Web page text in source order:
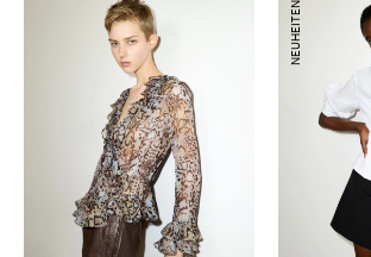
NEUHEITEN